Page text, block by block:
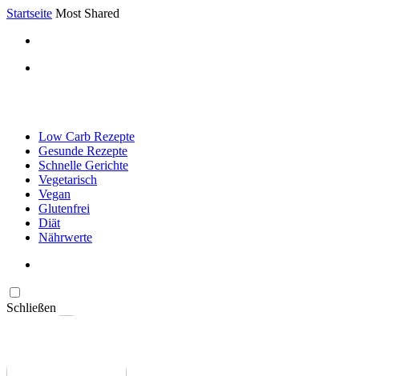
Startseite Most Shared
Low Carb Rezepte
Gesunde Rezepte
Schnelle Gerichte
Vegetarisch
Vegan
Glutenfrei
Diät
Nährwerte
Schließen